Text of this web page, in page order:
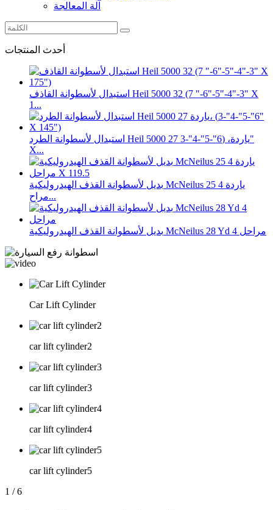
آلة المعالجة
أحدث المنتجات
استبدال لأسطوانة القاذف Heil 5000 32 (7 "-6"-5"-4"-3" X
1...
استبدال لأسطوانة الطرد Heil 5000 27 ياردة، (6"-5"-4"-3"
X...
بديل لأسطوانة القذف الهيدروليكية McNeilus 25 ياردة 4
مراح...
بديل لأسطوانة القذف الهيدروليكية McNeilus 28 Yd 4 مراحل
Car Lift Cylinder
car lift cylinder2
car lift cylinder3
car lift cylinder4
car lift cylinder5
1 / 6